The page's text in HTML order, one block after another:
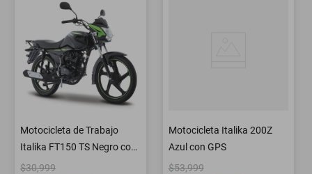
Motocicleta de Trabajo
Italika FT150 TS Negro con
Verde
$30,999
Motocicleta Italika 200Z
Azul con GPS
$53,999